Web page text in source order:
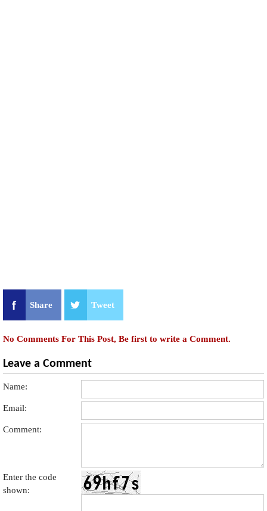
Share Tweet
No Comments For This Post, Be first to write a Comment.
Leave a Comment
Name:
Email:
Comment:
Enter the code
shown: